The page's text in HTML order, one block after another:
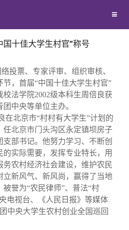
联大校友会
计划
体平台
风采
文苑
讲坛
视界
学习
化服务
简介
十佳大学生村官”称号
投票、专家评审、组织审核、
，首届“中国十佳大学生村官”
校法学院2002级本科生周倍良获
中央等单位主办。
在北京市“村村有大学生”计划的
任北京市门头沟区永定镇坝房子
部书记。他努力学习、不断创
实际需要，发挥专业特长，用
务农村经济社会建设，维护农民
立新风气、新风尚，赢得了当地
誉为“农民律师”、普法“村
电视台、《人民日报》等媒体
中央大学生农村创业全国巡回